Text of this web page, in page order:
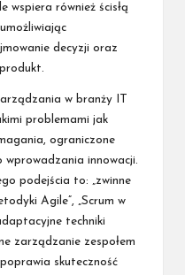
wspiera również ścisłą
decyzji oraz
w branży IT
problemami jak
ograniczone
innowacji.
podejścia to: „zwinne
Agile”, „Scrum w
techniki
zarządzanie zespołem
skuteczność